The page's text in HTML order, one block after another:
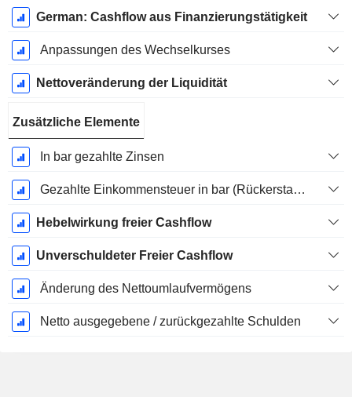
German: Cashflow aus Finanzierungstätigkeit
Anpassungen des Wechselkurses
Nettoveränderung der Liquidität
Zusätzliche Elemente
In bar gezahlte Zinsen
Gezahlte Einkommensteuer in bar (Rückerstattung)
Hebelwirkung freier Cashflow
Unverschuldeter Freier Cashflow
Änderung des Nettoumlaufvermögens
Netto ausgegebene / zurückgezahlte Schulden